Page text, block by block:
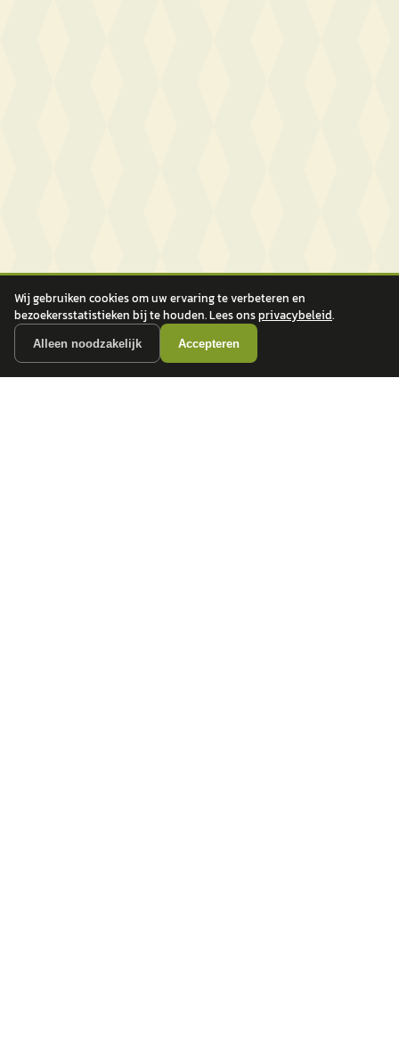
Wij gebruiken cookies om uw ervaring te verbeteren en
bezoekersstatistieken bij te houden. Lees onsprivacybeleid.
Alleen noodzakelijk Accepteren